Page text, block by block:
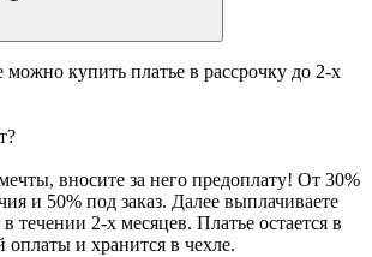
купить платье в рассрочку до 2-х
вносите за него предоплату! От 30%
и 50% под заказ. Далее выплачиваете
течении 2-х месяцев. Платье остается в
и хранится в чехле.